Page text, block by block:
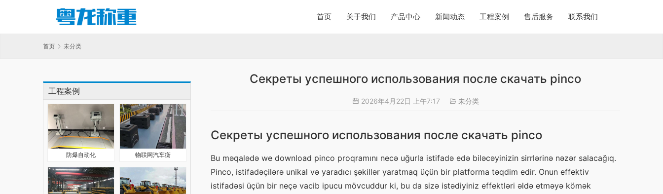
首页 关于我们 产品中心 新闻动态 工程案例 售后服务 联系我们
首页 未分类
工程案例
防爆自动化 物联网汽车衡
Секреты успешного использования после скачать pinco
2026年4月22日 上午7:17 未分类
Секреты успешного использования после скачать pinco
Bu məqalədə we download pinco proqramını necə uğurla istifadə edə biləcəyinizin sirrlərinə nəzər salacağıq.
Pinco, istifadəçilərə unikal və yaradıcı şəkillər yaratmaq üçün bir platforma təqdim edir. Onun effektiv
istifadəsi üçün bir neçə vacib ipucu mövcuddur ki, bu da sizə istədiyiniz effektləri əldə etməyə kömək